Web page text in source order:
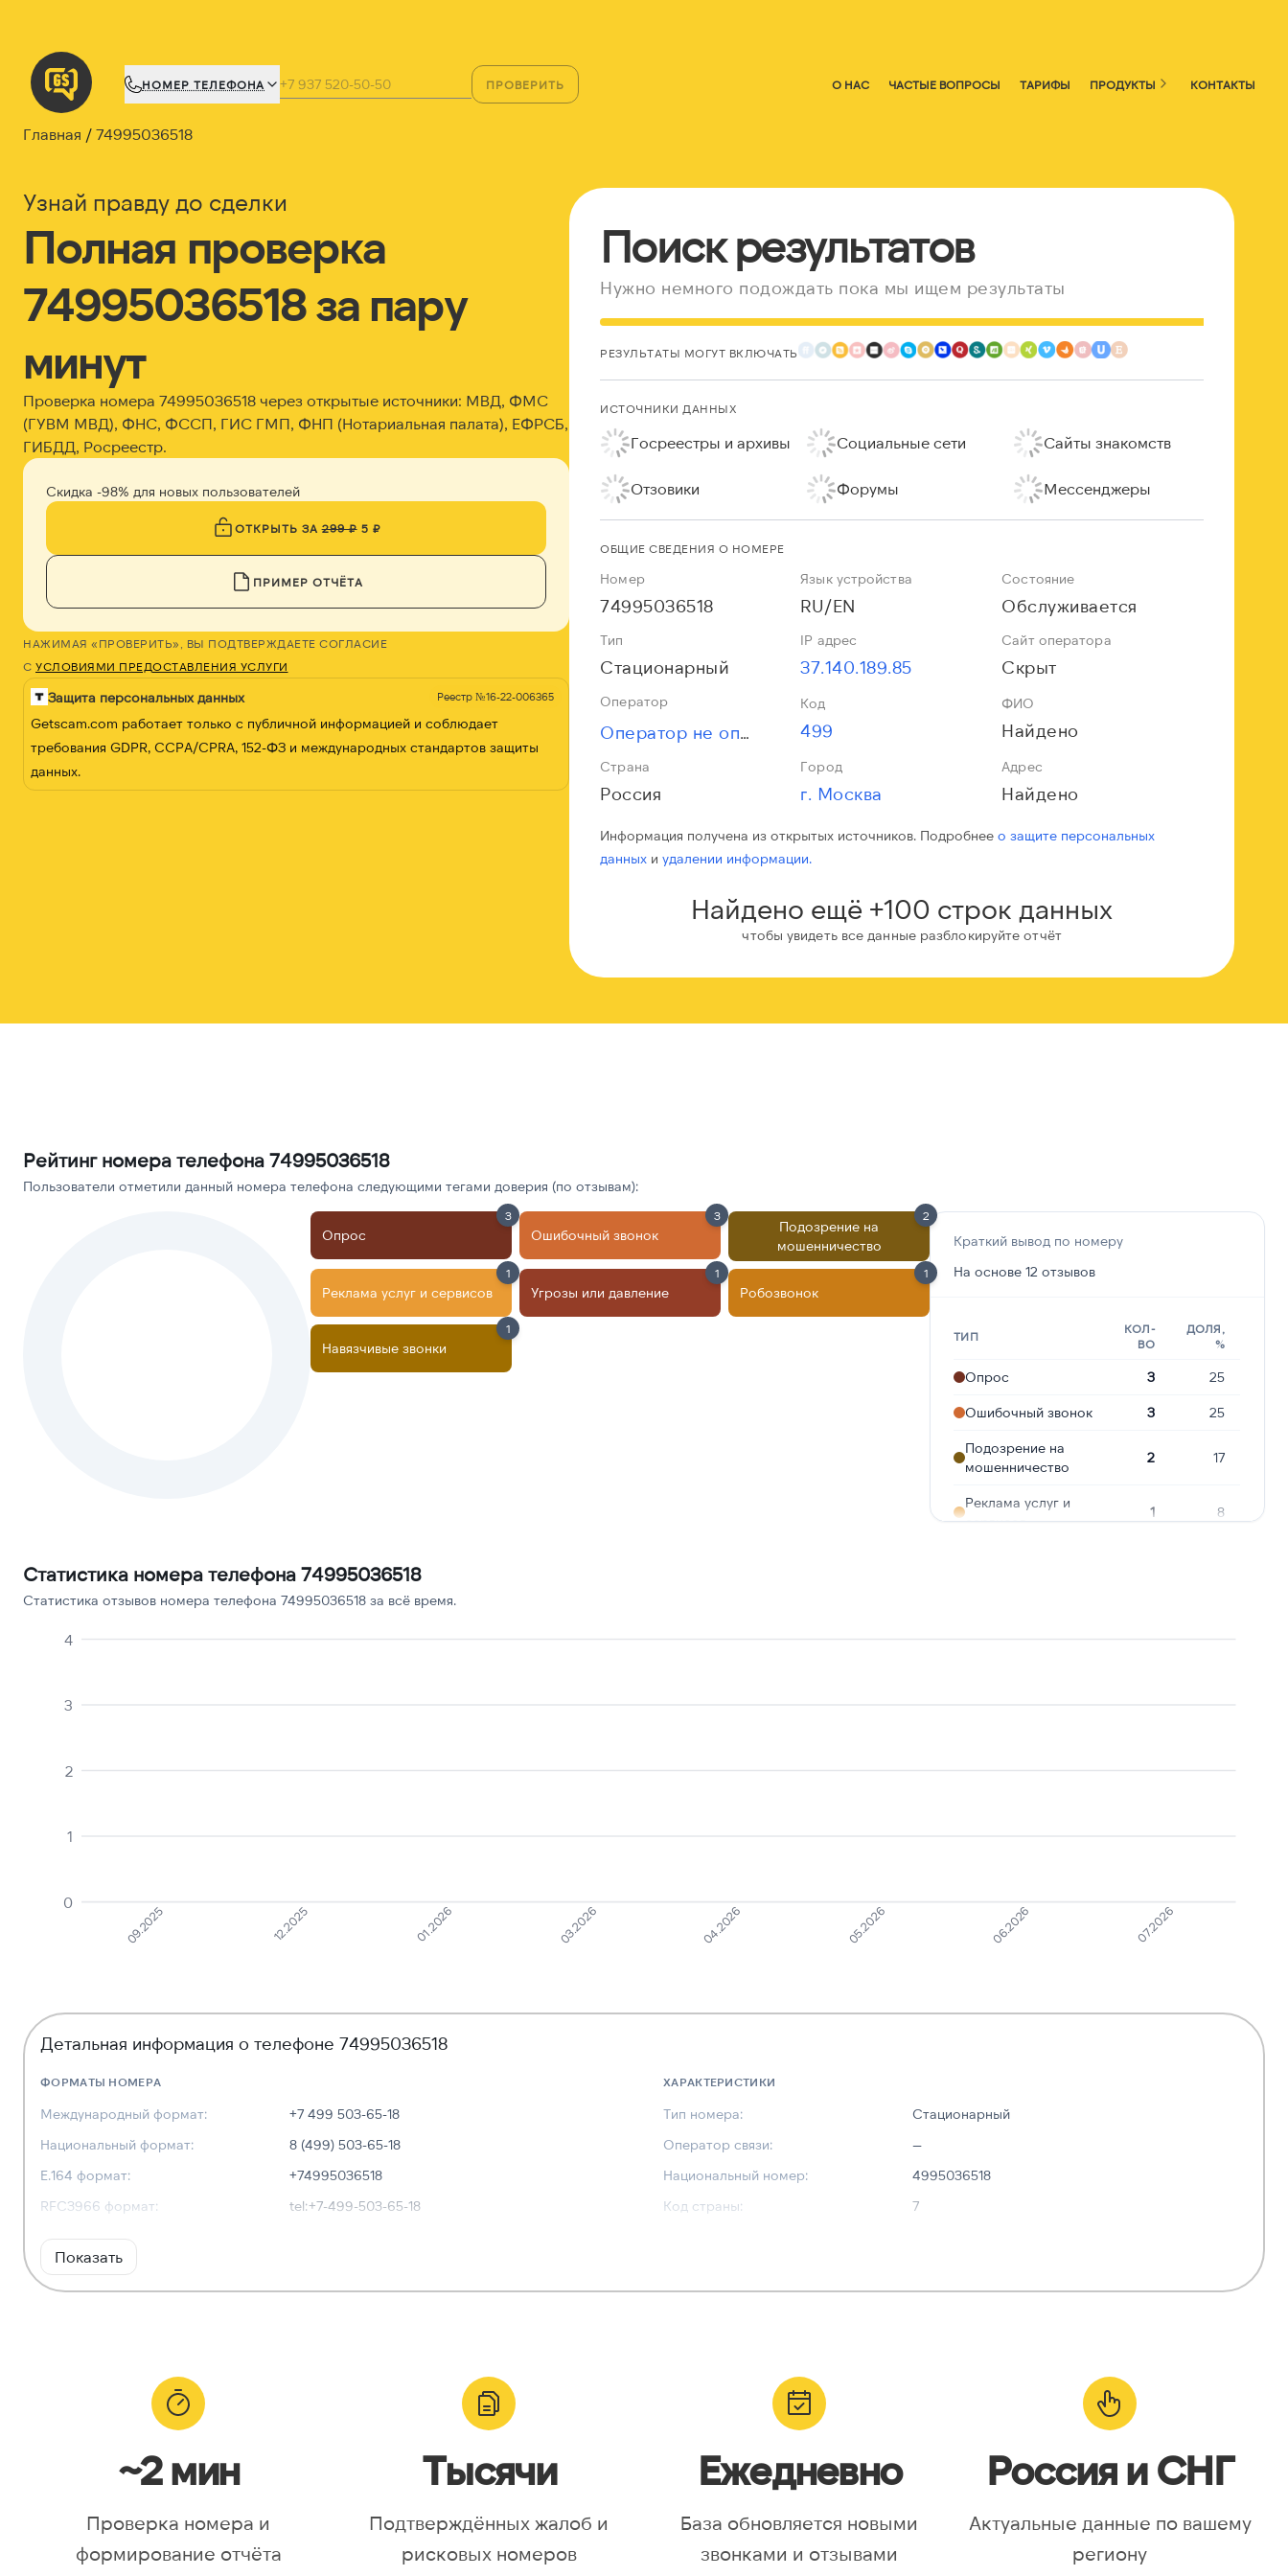
НОМЕР ТЕЛЕФОНА ПРОВЕРИТЬ О НАС ЧАСТЫЕ ВОПРОСЫ ТАРИФЫ ПРОДУКТЫ КОНТАКТЫ
Главная 74995036518
Узнай правду до сделки
Полная проверка
74995036518 за пару
минут
Проверка номера 74995036518 через открытые источники: МВД, ФМС
(ГУВМ МВД), ФНС, ФССП, ГИС ГМП, ФНП (Нотариальная палата), ЕФРСБ,
ГИБДД, Росреестр.
Скидка -98% для новых пользователей
ОТКРЫТЬ ЗА299 ₽5 ₽
ПРИМЕР ОТЧЁТА
НАЖИМАЯ «ПРОВЕРИТЬ», ВЫ ПОДТВЕРЖДАЕТЕ СОГЛАСИЕ
С УСЛОВИЯМИ ПРЕДОСТАВЛЕНИЯ УСЛУГИ
Защита персональных данных Реестр №16-22-006365
Getscam.com работает только с публичной информацией и соблюдает
требования GDPR, CCPA/CPRA, 152-ФЗ и международных стандартов защиты
данных.
Поиск результатов
Нужно немного подождать пока мы ищем результаты
РЕЗУЛЬТАТЫ МОГУТ ВКЛЮЧАТЬ
ИСТОЧНИКИ ДАННЫХ
Госреестры и архивы Социальные сети Сайты знакомств
Отзовики Форумы Мессенджеры
ОБЩИЕ СВЕДЕНИЯ О НОМЕРЕ
Номер
74995036518
Язык устройства
RU/EN
Состояние
Обслуживается
Тип
Стационарный
IP адрес
37.140.189.85
Сайт оператора
Скрыт
Оператор
Оператор не определён
Код
499
ФИО
Найдено
Страна
Россия
Город
г. Москва
Адрес
Найдено
Информация получена из открытых источников. Подробнеео защите персональных
данных иудалении информации.
Найдено ещё +100 строк данных
чтобы увидеть все данные разблокируйте отчёт
Рейтинг номера телефона 74995036518
Пользователи отметили данный номера телефона следующими тегами доверия (по отзывам):
Опрос
3
Ошибочный звонок
3
Подозрение на
мошенничество
2
Реклама услуг и сервисов
1
Угрозы или давление
1
Робозвонок
1
Навязчивые звонки
1
Краткий вывод по номеру
На основе 12 отзывов
ТИП
КОЛ-
ВО
ДОЛЯ,
%
Опрос 3 25
Ошибочный звонок 3 25
Подозрение на
мошенничество
2 17
Реклама услуг и
сервисов
1 8
Статистика номера телефона 74995036518
Статистика отзывов номера телефона 74995036518 за всё время.
0
1
2
3
4
09.2025 12.2025 01.2026 03.2026 04.2026 05.2026 06.2026 07.2026
Детальная информация о телефоне 74995036518
ФОРМАТЫ НОМЕРА
Международный формат:
+7 499 503-65-18
Национальный формат:
8 (499) 503-65-18
E.164 формат:
+74995036518
RFC3966 формат:
tel:+7-499-503-65-18
ХАРАКТЕРИСТИКИ
Тип номера:
Стационарный
Оператор связи:
—
Национальный номер:
4995036518
Код страны:
7
ГЕОЛОКАЦИЯ
Географическое описание:
г. Москва
Валидный номер:
✓ Да
Показать
~2 мин
Проверка номера и
формирование отчёта
Тысячи
Подтверждённых жалоб и
рисковых номеров
Ежедневно
База обновляется новыми
звонками и отзывами
Россия и СНГ
Актуальные данные по вашему
региону